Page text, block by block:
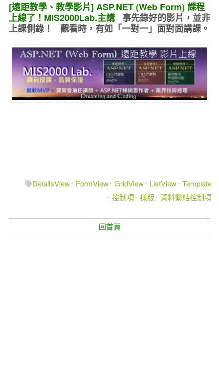
[遠距教學、教學影片] ASP.NET (Web Form) 課程
上線了！MIS2000Lab.主講 事先錄好的影片，並非
上課側錄！ 觀看時，有如 「一對一」面對面講課。
DetailsView FormView GridView ListView Template
控制項 樣版 資料繫結控制項
回首頁